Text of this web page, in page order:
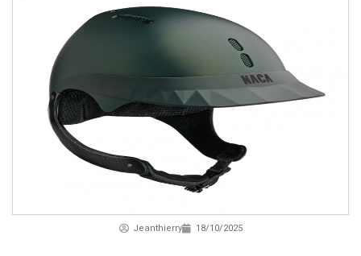
Jeanthierry 18/10/2025